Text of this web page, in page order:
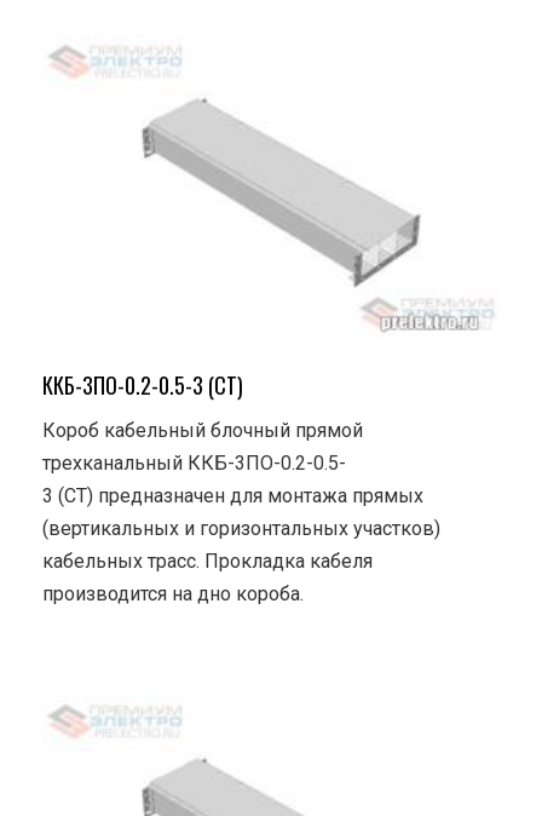
ККБ-3ПО-0.2-0.5-3 (СТ)
Короб кабельный блочный прямой
трехканальный ККБ-3ПО-0.2-0.5-
3 (СТ) предназначен для монтажа прямых
(вертикальных и горизонтальных участков)
кабельных трасс. Прокладка кабеля
производится на дно короба.